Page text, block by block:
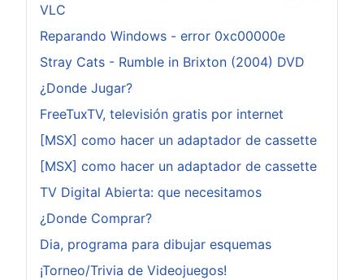
VLC
Reparando Windows - error 0xc00000e
Stray Cats - Rumble in Brixton (2004) DVD
¿Donde Jugar?
FreeTuxTV, televisión gratis por internet
[MSX] como hacer un adaptador de cassette
[MSX] como hacer un adaptador de cassette
TV Digital Abierta: que necesitamos
¿Donde Comprar?
Dia, programa para dibujar esquemas
¡Torneo/Trivia de Videojuegos!